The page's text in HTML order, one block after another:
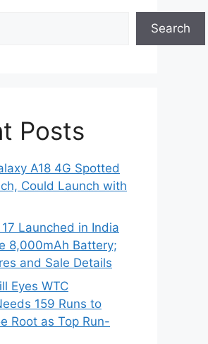
Search
Posts
A18 4G Spotted
Could Launch with
Launched in India
8,000mAh Battery;
and Sale Details
Eyes WTC
159 Runs to
Root as Top Run-